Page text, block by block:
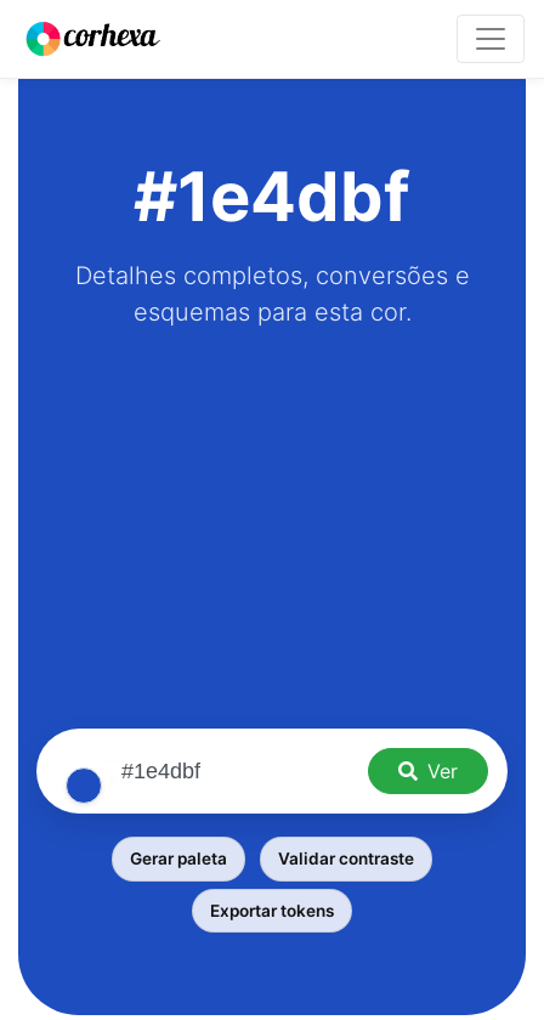
#1e4dbf
Detalhes completos, conversões e
esquemas para esta cor.
Ver
Gerar paleta Validar contraste
Exportar tokens